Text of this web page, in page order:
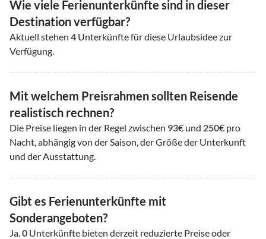
Wie viele Ferienunterkünfte sind in dieser
Destination verfügbar?
Aktuell stehen 4 Unterkünfte für diese Urlaubsidee zur
Verfügung.
Mit welchem Preisrahmen sollten Reisende
realistisch rechnen?
Die Preise liegen in der Regel zwischen 93€ und 250€ pro
Nacht, abhängig von der Saison, der Größe der Unterkunft
und der Ausstattung.
Gibt es Ferienunterkünfte mit
Sonderangeboten?
Ja.0 Unterkünfte bieten derzeit reduzierte Preise oder